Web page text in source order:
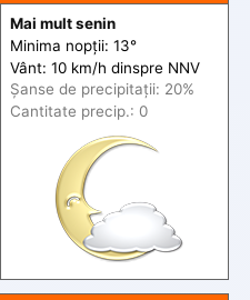
Mai mult senin
Minima nopții: 13°
Vânt: 10 km/h dinspre NNV
Șanse de precipitații: 20%
Cantitate precip.: 0